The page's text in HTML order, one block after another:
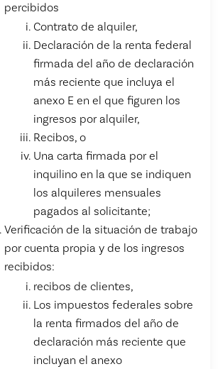
percibidos
Contrato de alquiler,
Declaración de la renta federal
firmada del año de declaración
más reciente que incluya el
anexo E en el que figuren los
ingresos por alquiler,
Recibos, o
Una carta firmada por el
inquilino en la que se indiquen
los alquileres mensuales
pagados al solicitante;
Verificación de la situación de trabajo
por cuenta propia y de los ingresos
recibidos:
recibos de clientes,
Los impuestos federales sobre
la renta firmados del año de
declaración más reciente que
incluyan el anexo